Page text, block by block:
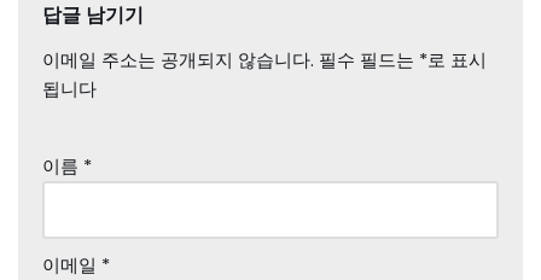
답글 남기기
이메일 주소는 공개되지 않습니다. 필수 필드는 *로 표시
됩니다
이름 *
이메일 *